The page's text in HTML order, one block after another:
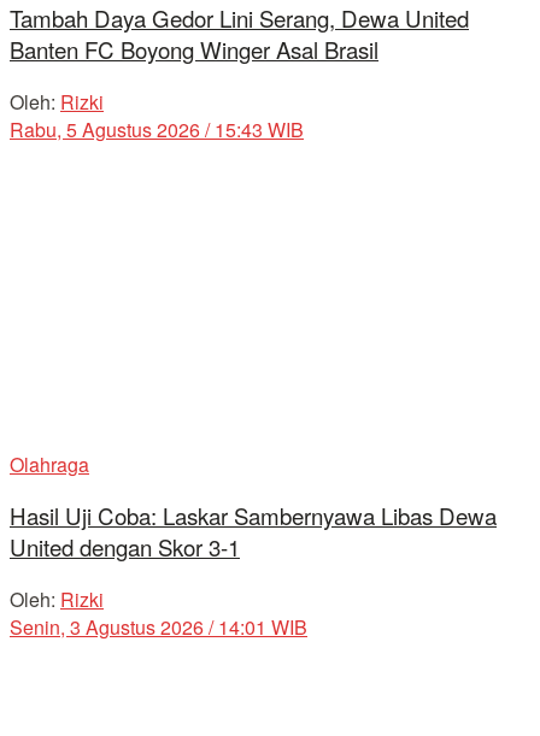
Tambah Daya Gedor Lini Serang, Dewa United
Banten FC Boyong Winger Asal Brasil
Oleh: Rizki
Rabu, 5 Agustus 2026 / 15:43 WIB
Olahraga
Hasil Uji Coba: Laskar Sambernyawa Libas Dewa
United dengan Skor 3-1
Oleh: Rizki
Senin, 3 Agustus 2026 / 14:01 WIB